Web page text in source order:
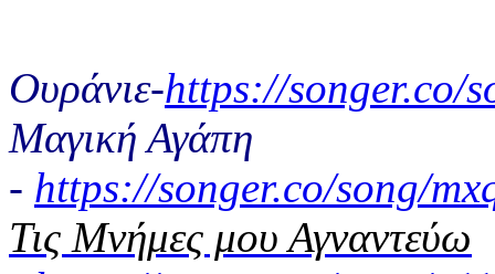
Ουράνιε-https://songer.co/
Μαγική Αγάπη
- https://songer.co/song/
Τις Μνήμες μου Αγναντεύω